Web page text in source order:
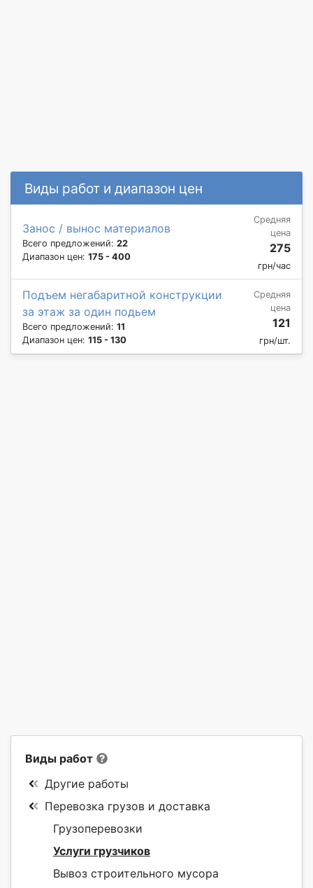
Виды работ и диапазон цен
Занос / вынос материалов
Всего предложений: 22
Диапазон цен: 175 - 400
Средняя
цена
275
грн/час
Подъем негабаритной конструкции
за этаж за один подьем
Всего предложений: 11
Диапазон цен: 115 - 130
Средняя
цена
121
грн/шт.
Виды работ
Другие работы
Перевозка грузов и доставка
Грузоперевозки
Услуги грузчиков
Вывоз строительного мусора